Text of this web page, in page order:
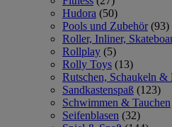
Hudora (50)
Pools und Zubehör (93)
Roller, Inliner,
Rollplay (5)
Rolly Toys (13)
Rutschen, Schaukeln &
Sandkastenspaß (123)
Schwimmen & Tauchen
Seifenblasen (32)